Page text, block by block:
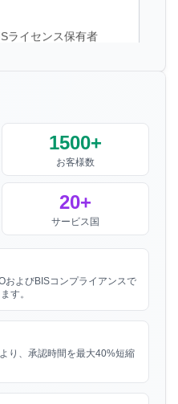
BIS通知
通知
簡素化されたライセ
イセンス保有者
に手頃な価格でBIS証
らしい仕事ですSunチ
ライセンス保有者
ス、強くお勧めしま
1500+
お客様数
20+
サービス国
およびBISコンプライアンスで
す。
り、承認時間を最大40%短縮